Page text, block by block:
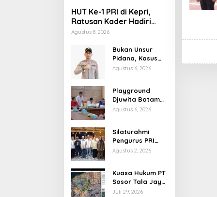
HUT Ke-1 PRI di Kepri,
Ratusan Kader Hadiri
Perayaan dan Bagikan
Agustus 8, 2026
Bukan Unsur
Pidana, Kasus
Anak Dibawa
Dihentikan
Agustus 6, 2026
Playground
Djuwita Batam
Ditegur Disdik,
Agustus 6, 2026
Silaturahmi
Pengurus PRI
Kepri Bahas
Penguatan
Konsolidasi
Partai
Agustus 2, 2026
Kuasa Hukum PT
Sosor Tala Jaya
Tolak Klaim
Juli 29, 2026